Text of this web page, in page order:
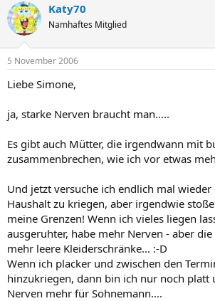
Katy70
Namhaftes Mitglied
5 November 2006
Liebe Simone,
ja, starke Nerven braucht man.....
Es gibt auch Mütter, die irgendwann mit
zusammenbrechen, wie ich vor etwas
Und jetzt versuche ich endlich mal
Haushalt zu kriegen, aber irgendwie
meine Grenzen! Wenn ich vieles liegen
ausgeruhter, habe mehr Nerven - aber
mehr leere Kleiderschränke... :-D
Wenn ich placker und zwischen den
hinzukriegen, dann bin ich nur noch platt
Nerven mehr für Sohnemann....